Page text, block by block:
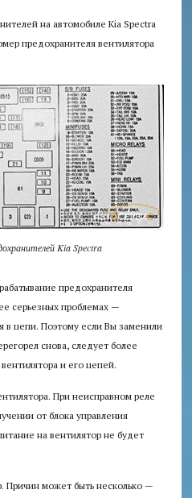
на автомобиле Kia Spectra
предохранителя вентилятора
Kia Spectra
предохранителя
серьезных проблемах —
в цепи. Поэтому если Вы заменили
снова, следует более
и его цепей.
При неисправном реле
от блока управления
на вентилятор не будет
Причин может быть несколько —